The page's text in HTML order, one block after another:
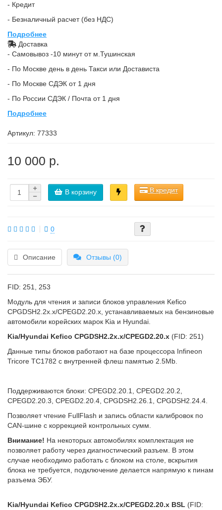
- Кредит
- Безналичный расчет (без НДС)
Подробнее
Доставка
- Самовывоз -10 минут от м.Тушинская
- По Москве день в день Такси или Достависта
- По Москве СДЭК от 1 дня
- По России СДЭК / Почта от 1 дня
Подробнее
Артикул: 77333
10 000 р.
В корзину В кредит
0
Описание Отзывы (0)
FID: 251, 253
Модуль для чтения и записи блоков управления Kefico
CPGDSH2.2x.x/CPEGD2.20.x, устанавливаемых на бензиновые
автомобили корейских марок Kia и Hyundai.
Kia/Hyundai Kefico CPGDSH2.2x.x/CPEGD2.20.x (FID: 251)
Данные типы блоков работают на базе процессора Infineon
Tricore TC1782 с внутренней флеш памятью 2.5Mb.
Поддерживаются блоки: CPEGD2.20.1, CPEGD2.20.2,
CPEGD2.20.3, CPEGD2.20.4, CPGDSH2.26.1, CPGDSH2.24.4.
Позволяет чтение FullFlash и запись области калибровок по
CAN-шине с коррекцией контрольных сумм.
Внимание! На некоторых автомобилях комплектация не
позволяет работу через диагностический разъем. В этом
случае необходимо работать с блоком на столе, вскрытия
блока не требуется, подключение делается напрямую к пинам
разъема ЭБУ.
Kia/Hyundai Kefico CPGDSH2.2x.x/CPEGD2.20.x BSL (FID: